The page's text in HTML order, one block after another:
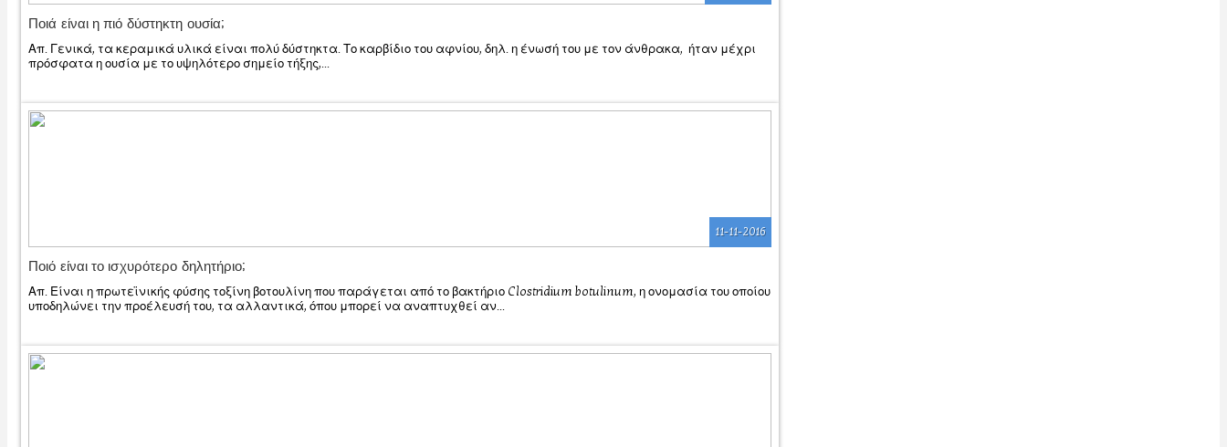
Ποιά είναι η πιό δύστηκτη ουσία;
Απ. Γενικά, τα κεραμικά υλικά είναι πολύ δύστηκτα. Το καρβίδιο του αφνίου, δηλ. η ένωσή του με τον άνθρακα, ήταν μέχρι
πρόσφατα η ουσία με το υψηλότερο σημείο τήξης,...
11-11-2016
Ποιό είναι το ισχυρότερο δηλητήριο;
Απ. Είναι η πρωτεϊνικής φύσης τοξίνη βοτουλίνη που παράγεται από το βακτήριο Clostridium botulinum, η ονομασία του οποίου
υποδηλώνει την προέλευσή του, τα αλλαντικά, όπου μπορεί να αναπτυχθεί αν...